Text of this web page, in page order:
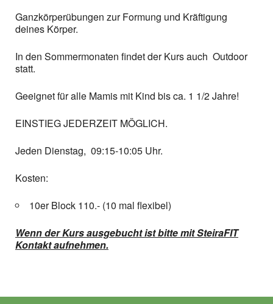
Ganzkörperübungen zur Formung und Kräftigung
deines Körper.
In den Sommermonaten findet der Kurs auch Outdoor
statt.
Geeignet für alle Mamis mit Kind bis ca. 1 1/2 Jahre!
EINSTIEG JEDERZEIT MÖGLICH.
Jeden Dienstag, 09:15-10:05 Uhr.
Kosten:
10er Block 110.- (10 mal flexibel)
Wenn der Kurs ausgebucht ist bitte mit SteiraFIT
Kontakt aufnehmen.